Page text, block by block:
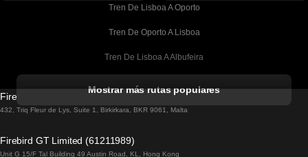
Tren De Lisboa A Oporto
Tren De Oporto A Lisboa
Tren De Lisboa A Albufeira
Tren De Lisboa A Lagos
Mostrar más rutas populares
Firebird GT Limited (OC 1451)
432, Triq Fleur de Lys, Suite 1, Birkirkara, BKR 9061, Malta
Firebird GT Limited (61211989)
Unit G 15/F Tal Building 49 Austin Road, KL, Hong Kong